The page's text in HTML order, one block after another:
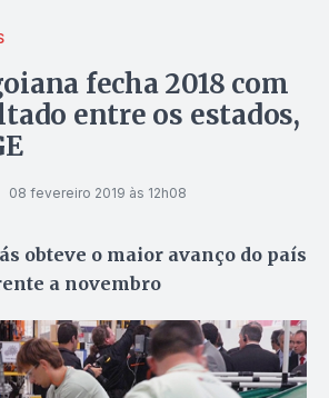
fecha 2018 com
entre os estados,
08 fevereiro 2019 às 12h08
obteve o maior avanço do país
a novembro